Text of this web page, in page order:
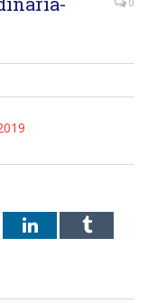
LinkedInTumblr